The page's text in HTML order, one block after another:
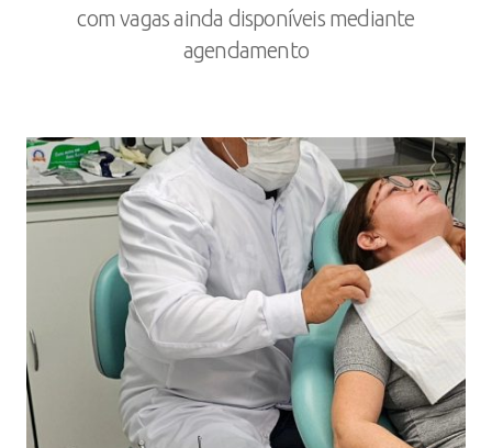
com vagas ainda disponíveis mediante
agendamento